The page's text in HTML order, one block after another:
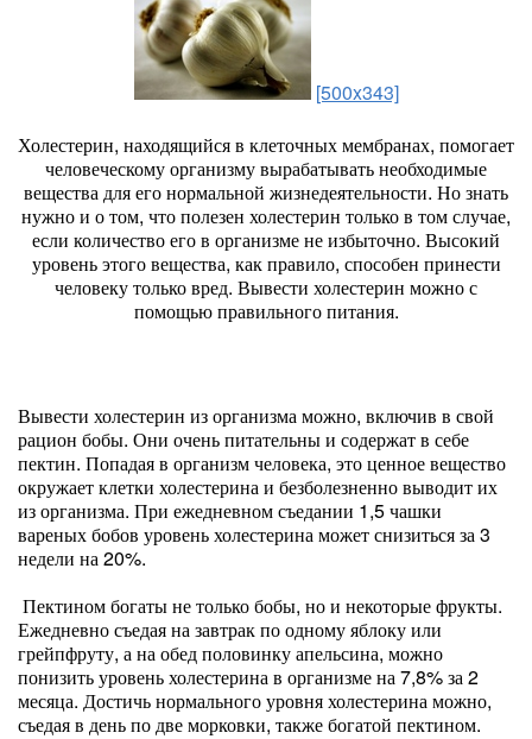
[500x343]
Холестерин, находящийся в клеточных мембранах, помогает
человеческому организму вырабатывать необходимые
вещества для его нормальной жизнедеятельности. Но знать
нужно и о том, что полезен холестерин только в том случае,
если количество его в организме не избыточно. Высокий
уровень этого вещества, как правило, способен принести
человеку только вред. Вывести холестерин можно с
помощью правильного питания.
Вывести холестерин из организма можно, включив в свой
рацион бобы. Они очень питательны и содержат в себе
пектин. Попадая в организм человека, это ценное вещество
окружает клетки холестерина и безболезненно выводит их
из организма. При ежедневном съедании 1,5 чашки
вареных бобов уровень холестерина может снизиться за 3
недели на 20%.
Пектином богаты не только бобы, но и некоторые фрукты.
Ежедневно съедая на завтрак по одному яблоку или
грейпфруту, а на обед половинку апельсина, можно
понизить уровень холестерина в организме на 7,8% за 2
месяца. Достичь нормального уровня холестерина можно,
съедая в день по две морковки, также богатой пектином.